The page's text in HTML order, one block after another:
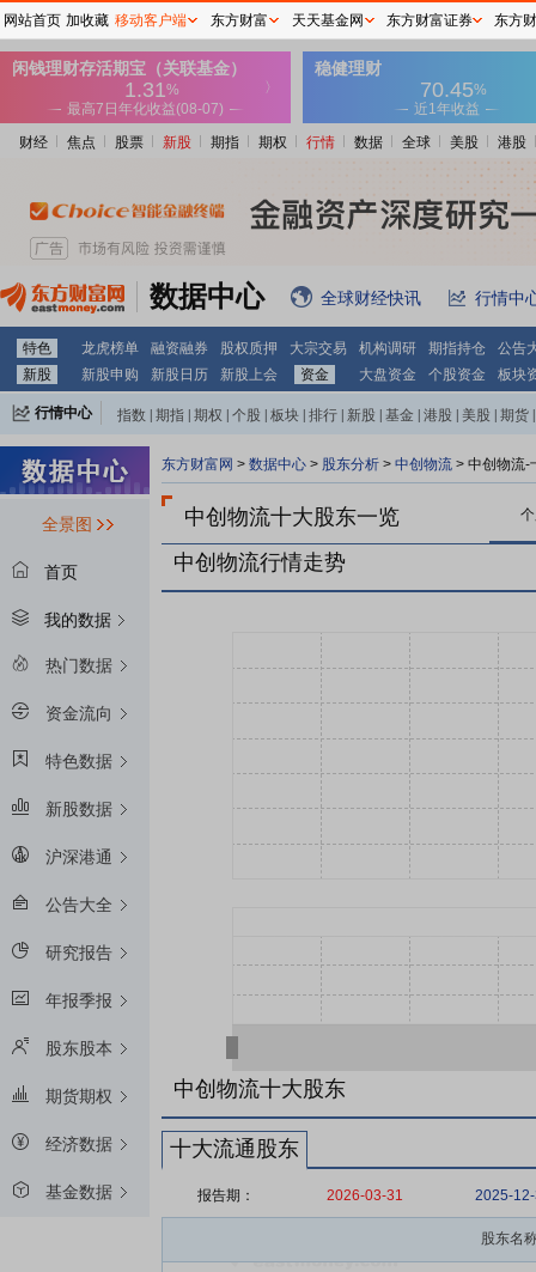
财经 焦点 股票 新股 期指 期权 行情 数据 全球 美股 港股
数据中心 全球财经快讯 行情中
特色 龙虎榜单 融资融券 股权质押 大宗交易 机构调研 期指持仓
公告
新股
新股申购 新股日历 新股上会 资金 大盘资金 个股资金 板块
行情中心 指数 期指 期权 个股 板块 排行 新股 基金 港股 美股 期货
全景图
首页
我的数据
热门数据
资金流向
特色数据
新股数据
沪深港通
公告大全
研究报告
年报季报
股东股本
期货期权
经济数据
基金数据
东方财富网 > 数据中心 > 股东分析 > 中创物流 > 中创物流-
中创物流十大股东一览
中创物流行情走势
中创物流十大股东
十大流通股东
报告期： 2026-03-31 2025-
股东名
网站首页 加收藏 移动客户端 东方财富 天天基金网 东方财富证券 东方